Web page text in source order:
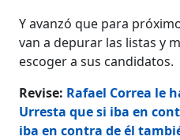
Y avanzó que para
van a depurar las listas y
escoger a sus candidatos.
Revise: Rafael Correa le
Urresta que si iba en
iba en contra de él